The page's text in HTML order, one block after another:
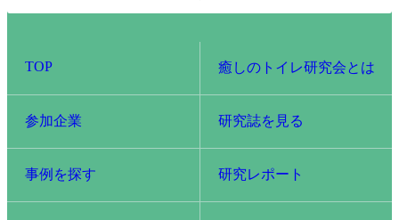
TOP 癒しのトイレ研究会とは
参加企業 研究誌を見る
事例を探す 研究レポート